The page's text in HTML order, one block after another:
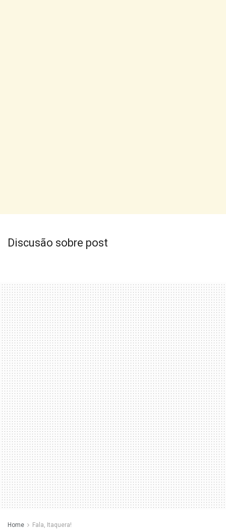
Discusão sobre post
Home Fala, Itaquera!